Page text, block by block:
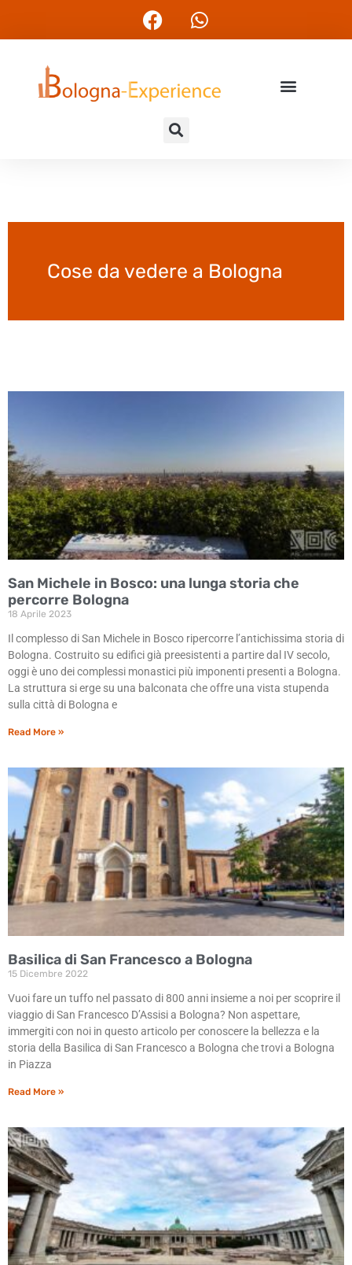
Cose da vedere a Bologna
San Michele in Bosco: una lunga storia che
percorre Bologna
18 Aprile 2023
Il complesso di San Michele in Bosco ripercorre l’antichissima storia di
Bologna. Costruito su edifici già preesistenti a partire dal IV secolo,
oggi è uno dei complessi monastici più imponenti presenti a Bologna.
La struttura si erge su una balconata che offre una vista stupenda
sulla città di Bologna e
Read More »
Basilica di San Francesco a Bologna
15 Dicembre 2022
Vuoi fare un tuffo nel passato di 800 anni insieme a noi per scoprire il
viaggio di San Francesco D’Assisi a Bologna? Non aspettare,
immergiti con noi in questo articolo per conoscere la bellezza e la
storia della Basilica di San Francesco a Bologna che trovi a Bologna
in Piazza
Read More »